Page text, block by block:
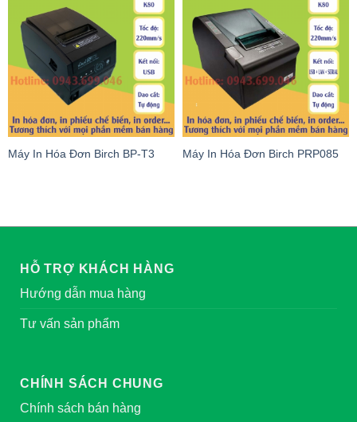
Máy In Hóa Đơn Birch BP-T3 Máy In Hóa Đơn Birch PRP085
HỖ TRỢ KHÁCH HÀNG
Hướng dẫn mua hàng
Tư vấn sản phẩm
CHÍNH SÁCH CHUNG
Chính sách bán hàng